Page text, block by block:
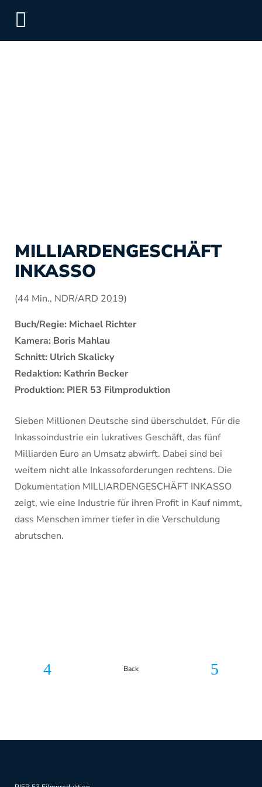
MILLIARDENGESCHÄFT
INKASSO
(44 Min., NDR/ARD 2019)
Sieben Millionen Deutsche sind überschuldet. Für die
Inkasso­industrie ein lukratives Geschäft, das fünf
Milliarden Euro an Umsatz abwirft. Dabei sind bei
weitem nicht alle Inkassoforderungen rechtens. Die
Dokumenta­tion MILLIARDENGESCHÄFT INKASSO
zeigt, wie eine Industrie für ihren Profit in Kauf nimmt,
dass Menschen immer tiefer in die Verschuldung
abrutschen.
Buch/Regie: Michael Richter
Kamera: Boris Mahlau
Schnitt: Ulrich Skalicky
Redaktion: Kathrin Becker
Produktion: PIER 53 Filmproduktion
Back